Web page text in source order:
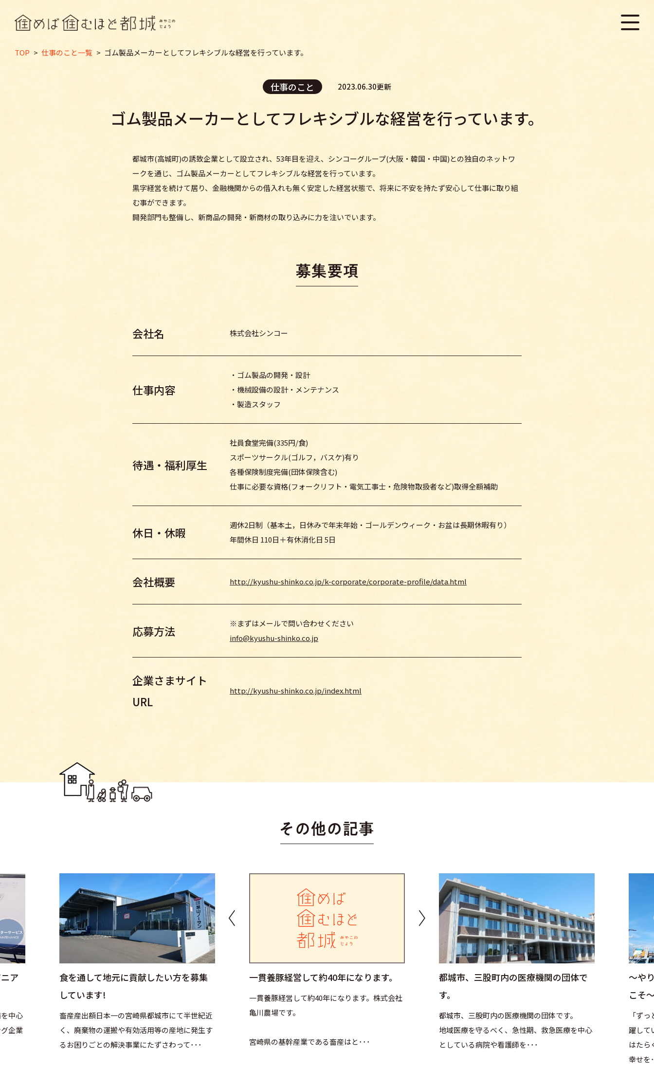
TOP > 仕事のこと一覧 > ゴム製品メーカーとしてフレキシブルな経営を行っています。
仕事のこと 2023.06.30更新
ゴム製品メーカーとしてフレキシブルな経営を行っています。
都城市(高城町)の誘致企業として設立され、53年目を迎え、シンコーグループ(大阪・韓国・中国)との独自のネットワ
ークを通じ、ゴム製品メーカーとしてフレキシブルな経営を行っています。
黒字経営を続けて居り、金融機関からの借入れも無く安定した経営状態で、将来に不安を持たず安心して仕事に取り組
む事ができます。
開発部門も整備し、新商品の開発・新商材の取り込みに力を注いでいます。
会社名 株式会社シンコー
仕事内容
・ゴム製品の開発・設計
・機械設備の設計・メンテナンス
・製造スタッフ
待遇・福利厚生
社員食堂完備(335円/食)
スポーツサークル(ゴルフ，バスケ)有り
各種保険制度完備(団体保険含む)
仕事に必要な資格(フォークリフト・電気工事士・危険物取扱者など)取得全額補助
休日・休暇
週休2日制（基本土，日休みで年末年始・ゴールデンウィーク・お盆は長期休暇有り）
年間休日 110日＋有休消化日 5日
会社概要 http://kyushu-shinko.co.jp/k-corporate/corporate-profile/data.html
応募方法
※まずはメールで問い合わせください
info@kyushu-shinko.co.jp
企業さまサイト
URL
http://kyushu-shinko.co.jp/index.html
ア
中心
企業
食を通して地元に貢献したい方を募集
しています!
畜産産出額日本一の宮崎県都城市にて半世紀近
く、廃棄物の運搬や有効活用等の産地に発生す
るお困りごとの解決事業にたずさわって･･･
一貫養豚経営して約40年になります。
一貫養豚経営して約40年になります。株式会社
亀川農場です。
宮崎県の基幹産業である畜産はと･･･
都城市、三股町内の医療機関の団体で
す。
都城市、三股町内の医療機関の団体です。
地域医療を守るべく、急性期、救急医療を中心
としている病院や看護師を･･･
～や
こそ
「ず
躍して
はたら
幸せを